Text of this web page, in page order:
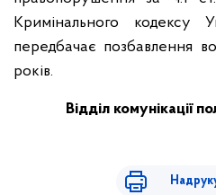
Кримінального кодексу
передбачає позбавлення
років.
Відділ комунікації